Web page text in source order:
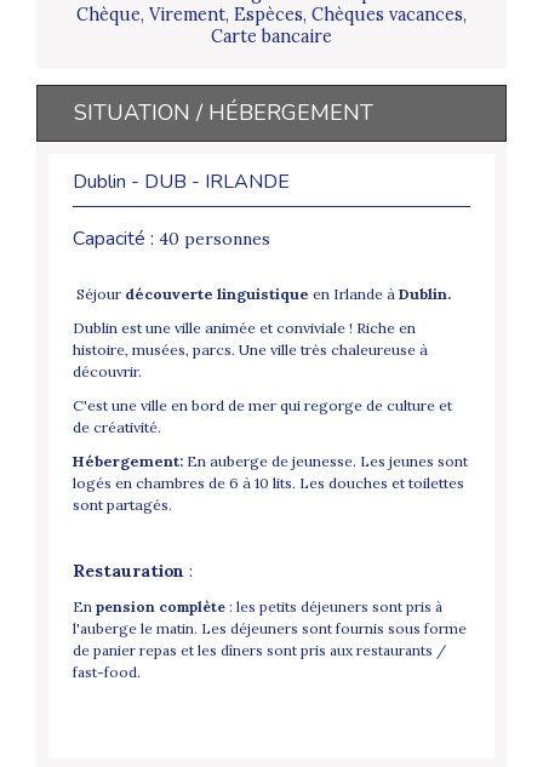
Chèque, Virement, Espèces, Chèques vacances,
Carte bancaire
SITUATION / HÉBERGEMENT
Dublin - DUB - IRLANDE
Capacité : 40 personnes
Séjour découverte linguistique en Irlande à Dublin.
Dublin est une ville animée et conviviale ! Riche en
histoire, musées, parcs. Une ville très chaleureuse à
découvrir.
C'est une ville en bord de mer qui regorge de culture et
de créativité.
Hébergement: En auberge de jeunesse. Les jeunes sont
logés en chambres de 6 à 10 lits. Les douches et toilettes
sont partagés.
Restauration :
En pension complète : les petits déjeuners sont pris à
l'auberge le matin. Les déjeuners sont fournis sous forme
de panier repas et les dîners sont pris aux restaurants /
fast-food.